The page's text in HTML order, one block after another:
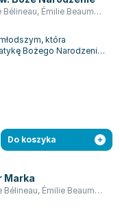
Bélineau, Émilie Beaumont
która
Bożego Narodzenia
tradycje. Seria, d...
Do koszyka
Marka
Bélineau, Émilie Beaumont